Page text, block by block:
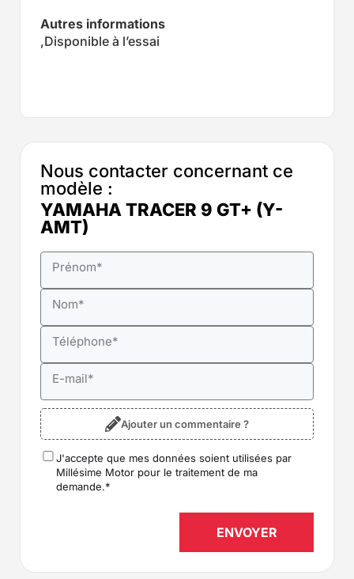
Autres informations
,Disponible à l’essai
Nous contacter concernant ce
modèle :
YAMAHA TRACER 9 GT+ (Y-
AMT)
Prénom*
Nom*
Téléphone*
E-mail*
Ajouter un commentaire ?
RGPD*
J'accepte que mes données soient utilisées par
Millésime Motor pour le traitement de ma
demande.*